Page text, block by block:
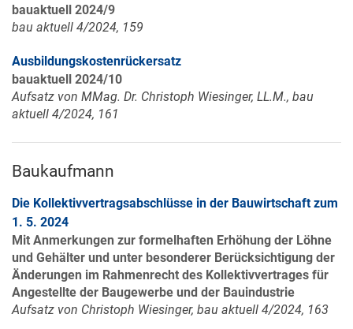
bauaktuell 2024/9
bau aktuell 4/2024, 159
Ausbildungskostenrückersatz
bauaktuell 2024/10
Aufsatz von MMag. Dr. Christoph Wiesinger, LL.M., bau
aktuell 4/2024, 161
Baukaufmann
Die Kollektivvertragsabschlüsse in der Bauwirtschaft zum
1. 5. 2024
Mit Anmerkungen zur formelhaften Erhöhung der Löhne
und Gehälter und unter besonderer Berücksichtigung der
Änderungen im Rahmenrecht des Kollektivvertrages für
Angestellte der Baugewerbe und der Bauindustrie
Aufsatz von Christoph Wiesinger, bau aktuell 4/2024, 163